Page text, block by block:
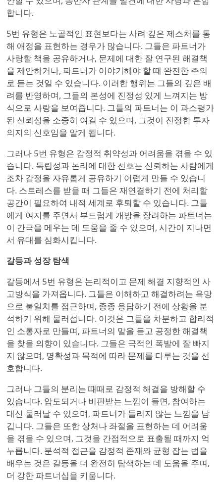
합니다.
5번 유형은 노골적인 표현보다는 사려 깊은 제스처를 통
해 애정을 표현하는 경우가 많습니다. 그들은 파트너가
사랑할 책을 공유하거나, 문제에 대한 잘 연구된 해결책
을 제안하거나, 파트너가 이야기해야 할 때 완전한 주의
로 듣는 것일 수 있습니다. 이러한 행위는 그들의 깊은 배
려를 반영하며, 그들의 본성에 진정성 있게 느껴지는 방
식으로 사랑을 보여줍니다. 그들의 파트너는 이 과소평가
된 신뢰성을 소중히 여길 수 있으며, 그것이 진정한 투자
의지의 신호임을 알게 됩니다.
그러나 5번 유형은 감정적 취약성과 어려움을 겪을 수 있
습니다. 독립성과 논리에 대한 선호는 신뢰하는 사람에게
조차 감정을 자유롭게 공유하기 어렵게 만들 수 있습니
다. 스트레스를 받을 때 그들은 재연결하기 전에 처리할
공간이 필요하여 내적 세계로 후퇴할 수 있습니다. 그들
에게 여지를 주면서 부드럽게 개방을 장려하는 파트너는
이 간극을 메우는 데 도움을 줄 수 있으며, 시간이 지나면
서 유대를 심화시킵니다.
갈등과 성장 탐색
갈등에서 5번 유형은 논리적이고 문제 해결 지향적인 사
고방식을 가져옵니다. 그들은 이해하고 해결하려는 욕망
으로 불일치를 접근하며, 종종 응답하기 전에 상황을 분
석하기 위해 물러섭니다. 이것은 그들을 차분하고 합리적
인 소통자로 만들며, 파트너의 말을 듣고 공정한 해결책
을 찾을 의향이 있습니다. 그들은 극적인 폭발에 잘 빠지
지 않으며, 명확성과 목적에 따라 문제를 다루는 것을 선
호합니다.
그러나 그들의 분리는 때때로 감정적 해결을 방해할 수
있습니다. 압도되거나 비판받는 느낌이 들면, 참여하는
대신 물러날 수 있으며, 파트너가 들리지 않는 느낌을 남
깁니다. 그들은 또한 상처나 좌절을 표현하는 데 어려움
을 겪을 수 있으며, 그것을 간접적으로 표출될 때까지 억
누릅니다. 분석적 접근을 감정적 존재와 균형 잡는 법을
배우는 것은 갈등을 더 완전히 탐색하는 데 도움을 주며,
더 강한 파트너십을 키웁니다.